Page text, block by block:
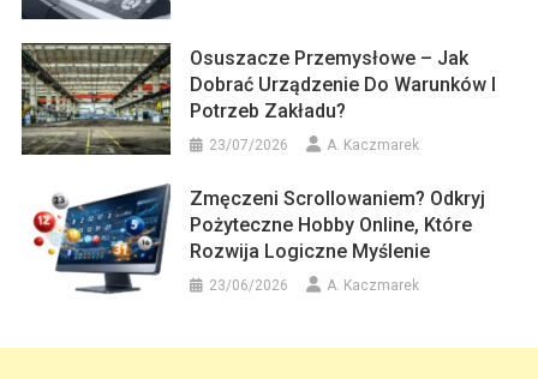
Osuszacze Przemysłowe – Jak
Dobrać Urządzenie Do Warunków I
Potrzeb Zakładu?
23/07/2026 A. Kaczmarek
Zmęczeni Scrollowaniem? Odkryj
Pożyteczne Hobby Online, Które
Rozwija Logiczne Myślenie
23/06/2026 A. Kaczmarek